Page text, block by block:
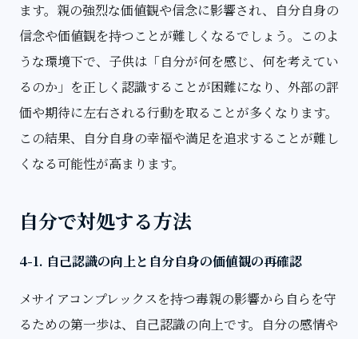
ます。親の強烈な価値観や信念に影響され、自分自身の
信念や価値観を持つことが難しくなるでしょう。このよ
うな環境下で、子供は「自分が何を感じ、何を考えてい
るのか」を正しく認識することが困難になり、外部の評
価や期待に左右される行動を取ることが多くなります。
この結果、自分自身の幸福や満足を追求することが難し
くなる可能性が高まります。
自分で対処する方法
4-1. 自己認識の向上と自分自身の価値観の再確認
メサイアコンプレックスを持つ毒親の影響から自らを守
るための第一歩は、自己認識の向上です。自分の感情や